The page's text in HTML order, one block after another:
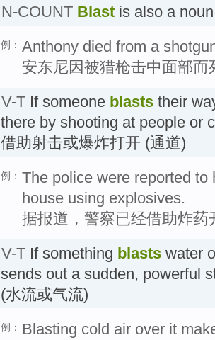
N-COUNT Blast is also a
例： Anthony died from a
安东尼因被猎枪击中面部而
V-T If someone blasts their
there by shooting at people or
借助射击或爆炸打开 (通道)
例： The police were reported
house using explosives.
据报道，警察已经借助炸
V-T If something blasts water
sends out a sudden, powerful
(水流或气流)
例： Blasting cold air over it